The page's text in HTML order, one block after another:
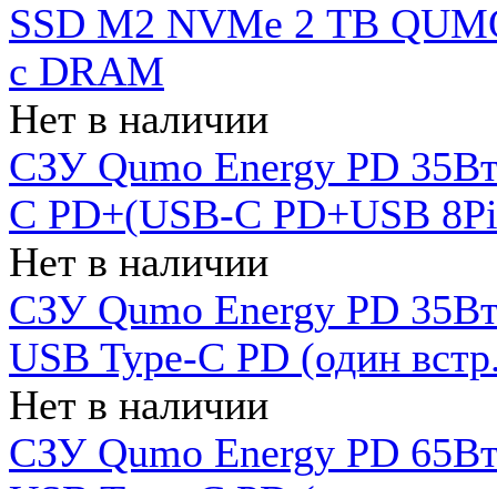
SSD M2 NVMe 2 ТB
c DRAM
Нет в наличии
СЗУ Qumo Energy PD
C PD+(USB-C PD+USB
Нет в наличии
СЗУ Qumo Energy PD
USB Type-C PD (один
Нет в наличии
СЗУ Qumo Energy PD